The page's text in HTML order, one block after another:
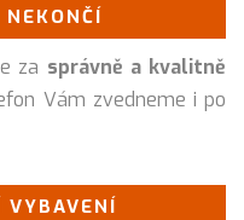
za správně a kvalitně
Vám zvedneme i po
VYBAVENÍ